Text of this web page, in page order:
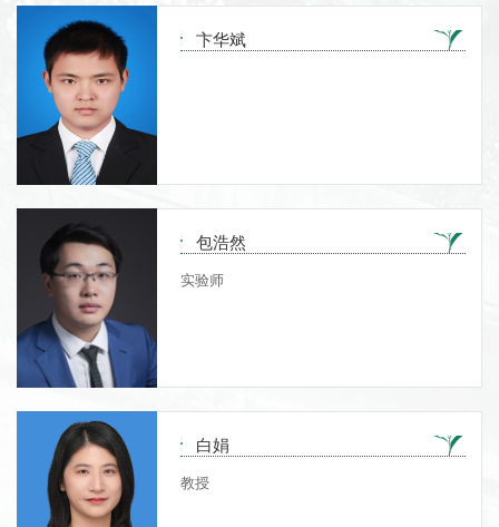
卞华斌
包浩然
实验师
白娟
教授